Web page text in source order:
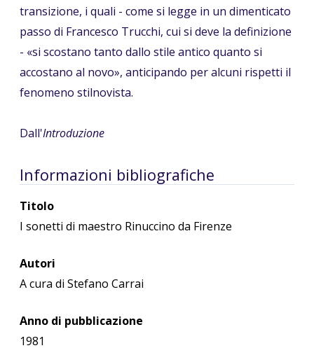
transizione, i quali - come si legge in un dimenticato
passo di Francesco Trucchi, cui si deve la definizione
- «si scostano tanto dallo stile antico quanto si
accostano al novo», anticipando per alcuni rispetti il
fenomeno stilnovista.
Dall'Introduzione
Informazioni bibliografiche
Titolo
I sonetti di maestro Rinuccino da Firenze
Autori
A cura di Stefano Carrai
Anno di pubblicazione
1981